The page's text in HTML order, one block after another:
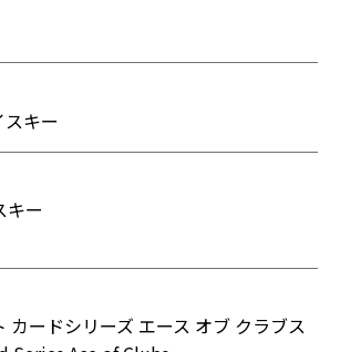
キー
キー
カードシリーズ エース オブ クラブス